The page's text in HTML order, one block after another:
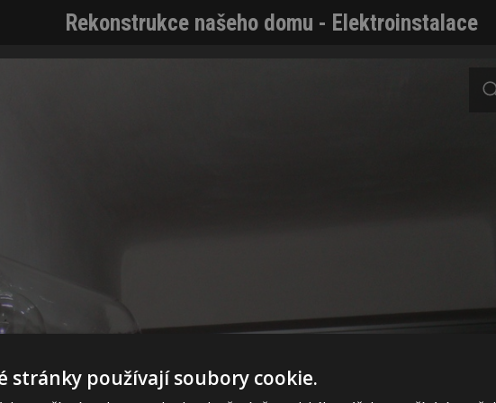
Rekonstrukce našeho domu - Elektroinstalace
stránky používají soubory cookie.